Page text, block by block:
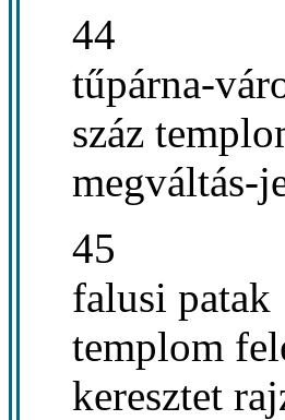
44
tűpárna-
száz
megváltás-
45
falusi patak
templom
keresztet